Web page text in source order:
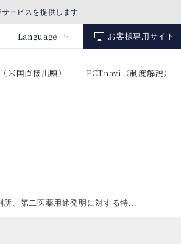
ービスを提供します
Language お客様専用サイト
米国直接出願） PCTnavi（制度解説）
、第二医薬用途発明に対する特...